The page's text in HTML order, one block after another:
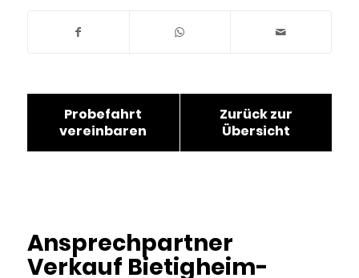
Probefahrt
vereinbaren
Zurück zur
Übersicht
Ansprechpartner
Verkauf Bietigheim-